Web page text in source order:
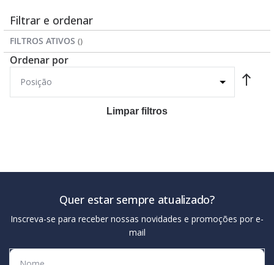
pagina
Filtrar e ordenar
FILTROS ATIVOS
Ordenar por
Limpar filtros
Quer estar sempre atualizado?
Inscreva-se para receber nossas novidades e promoções por e-
mail